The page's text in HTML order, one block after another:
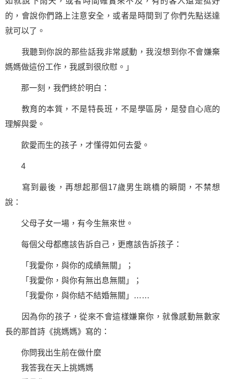
的，會說你們路上注意安全，或者是時間到了你們先點送達
就可以了。
我聽到你說的那些話我非常感動，我沒想到你不會嫌棄
媽媽做這份工作，我感到很欣慰。」
那一刻，我們終於明白：
教育的本質，不是特長班，不是學區房，是發自心底的
理解與愛。
飲愛而生的孩子，才懂得如何去愛。
4
寫到最後，再想起那個17歲男生跳橋的瞬間，不禁想
說：
父母子女一場，有今生無來世。
每個父母都應該告訴自己，更應該告訴孩子：
「我愛你，與你的成績無關」；
「我愛你，與你有無出息無關」；
「我愛你，與你結不結婚無關」……
因為你的孩子，從來不會這樣嫌棄你，就像感動無數家
長的那首詩《挑媽媽》寫的：
你問我出生前在做什麼
我答我在天上挑媽媽